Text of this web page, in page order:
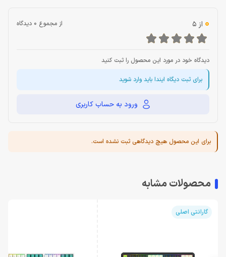
0 از 5 از مجموع 0 دیدگاه
دیدگاه خود در مورد این محصول را ثبت کنید
برای ثبت دیگاه ایندا باید وارد شوید
ورود به حساب کاربری
برای این محصول هیچ دیدگاهی ثبت نشده است.
محصولات مشابه
گارانتی اصلی